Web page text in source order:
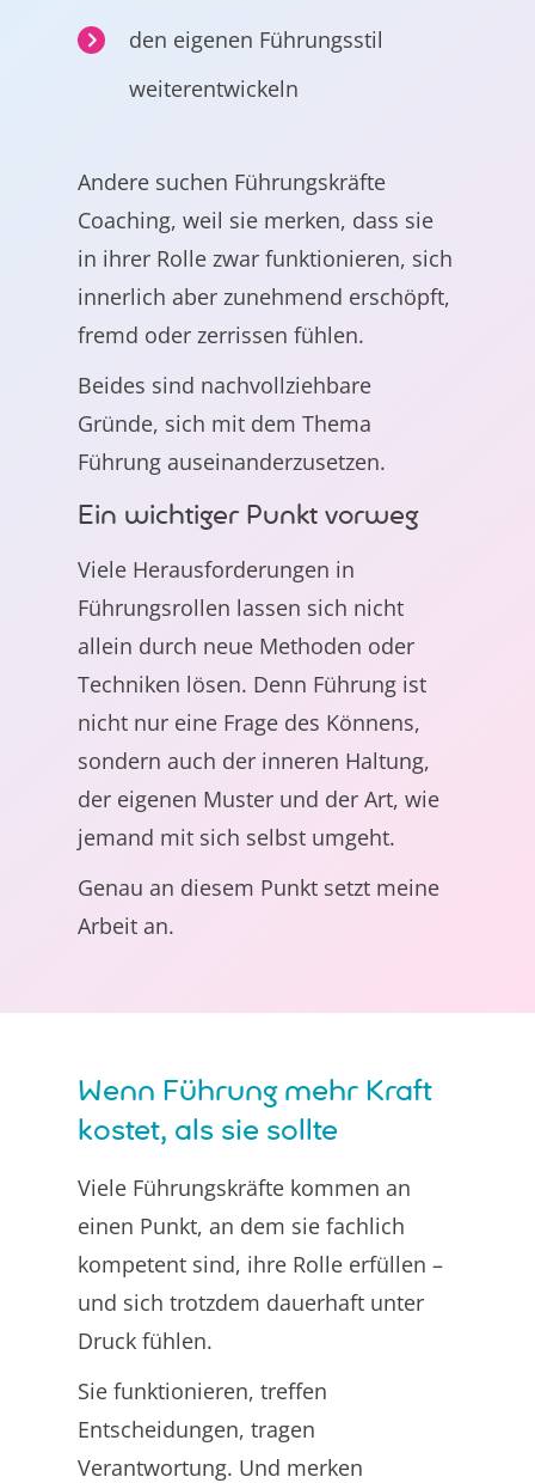
den eigenen Führungsstil
weiterentwickeln
Andere suchen Führungskräfte
Coaching, weil sie merken, dass sie
in ihrer Rolle zwar funktionieren, sich
innerlich aber zunehmend erschöpft,
fremd oder zerrissen fühlen.
Beides sind nachvollziehbare
Gründe, sich mit dem Thema
Führung auseinanderzusetzen.
Ein wichtiger Punkt vorweg
Viele Herausforderungen in
Führungsrollen lassen sich nicht
allein durch neue Methoden oder
Techniken lösen. Denn Führung ist
nicht nur eine Frage des Könnens,
sondern auch der inneren Haltung,
der eigenen Muster und der Art, wie
jemand mit sich selbst umgeht.
Genau an diesem Punkt setzt meine
Arbeit an.
Wenn Führung mehr Kraft
kostet, als sie sollte
Viele Führungskräfte kommen an
einen Punkt, an dem sie fachlich
kompetent sind, ihre Rolle erfüllen –
und sich trotzdem dauerhaft unter
Druck fühlen.
Sie funktionieren, treffen
Entscheidungen, tragen
Verantwortung. Und merken